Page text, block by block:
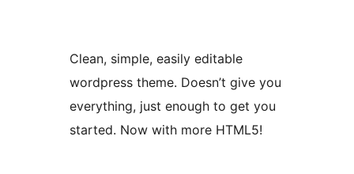
Clean, simple, easily editable
wordpress theme. Doesn’t give you
everything, just enough to get you
started. Now with more HTML5!